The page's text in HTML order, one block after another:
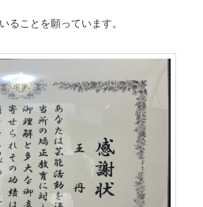
ることを願っています。